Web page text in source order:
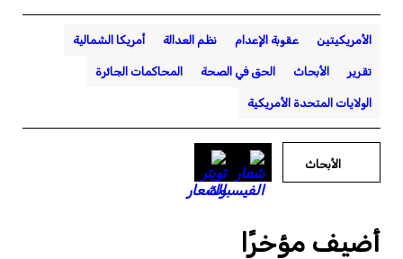
الأمريكيتين عقوبة الإعدام نظم العدالة أمريكا الشمالية
تقرير الأبحاث الحق في الصحة المحاكمات الجائرة
الولايات المتحدة الأمريكية
الأبحاث
أضيف مؤخرًا